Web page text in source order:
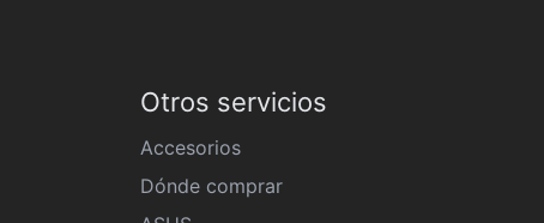
Otros servicios
Accesorios
Dónde comprar